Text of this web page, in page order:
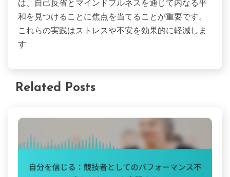
ピアサポートグループはストレス管理
にどのように役立つか？
ピアサポートグループは、感情的なサポートと共有
感が軽減されます。これらのグループは帰属意識を
す。グループディスカッションに参加することで、
実践的なストレス管理戦略や対処メカニズムにつな
がり、レジリエンスを促進します。